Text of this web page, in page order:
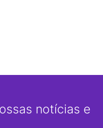
notícias e